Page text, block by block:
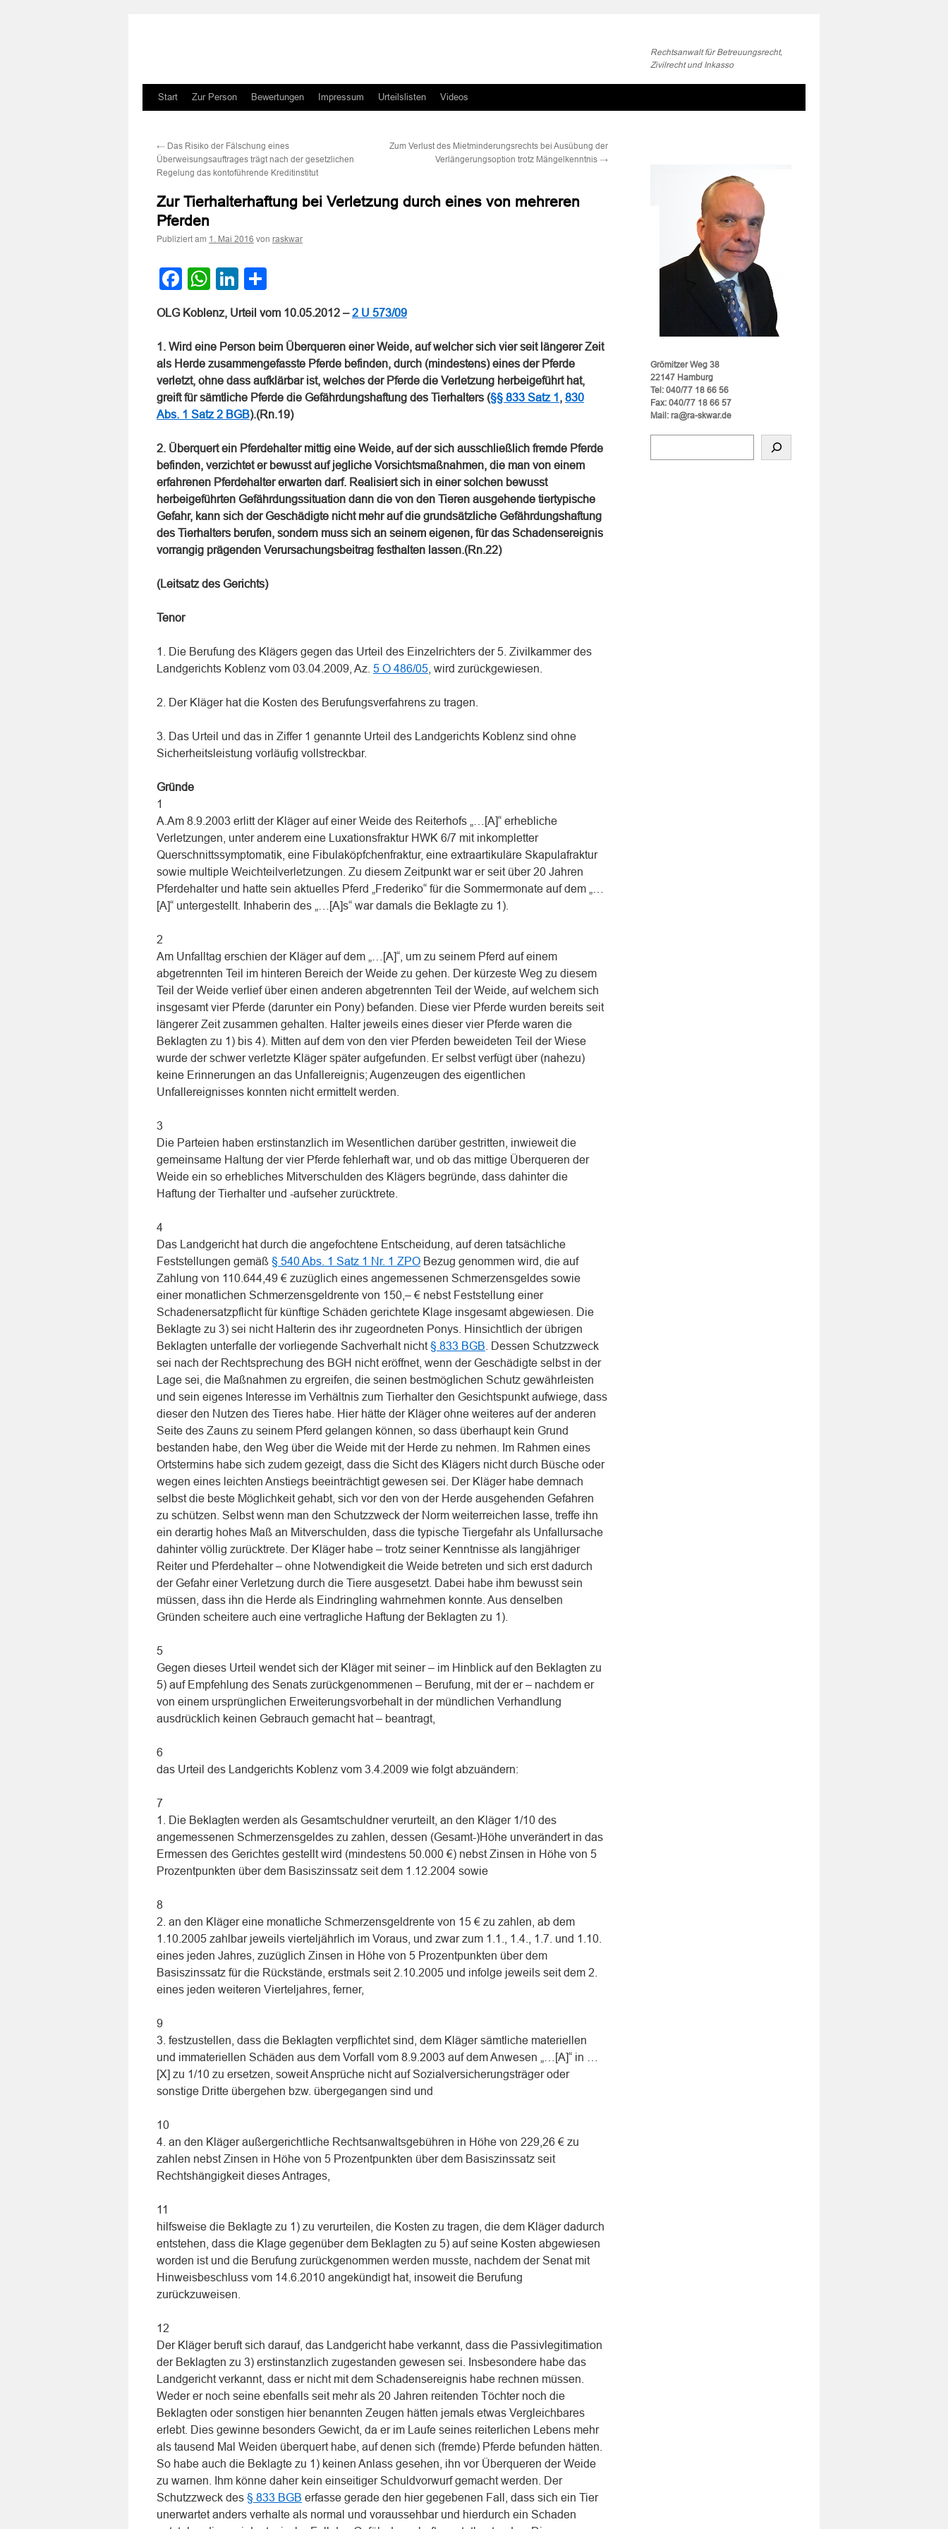
Rechtsanwalt für Betreuungsrecht,
Zivilrecht und Inkasso
Zum
springen
Start Zur Person Bewertungen Impressum Urteilslisten Videos
← Das Risiko der Fälschung eines
Überweisungsauftrages trägt nach der gesetzlichen
Regelung das kontoführende Kreditinstitut
Zum Verlust des Mietminderungsrechts bei Ausübung der
Verlängerungsoption trotz Mängelkenntnis →
Zur Tierhalterhaftung bei Verletzung durch eines von mehreren
Pferden
Publiziert am 1. Mai 2016 von raskwar
Facebook
WhatsApp
LinkedIn
OLG Koblenz, Urteil vom 10.05.2012 –2 U 573/09
1. Wird eine Person beim Überqueren einer Weide, auf welcher sich vier seit längerer Zeit
als Herde zusammengefasste Pferde befinden, durch (mindestens) eines der Pferde
verletzt, ohne dass aufklärbar ist, welches der Pferde die Verletzung herbeigeführt hat,
greift für sämtliche Pferde die Gefährdungshaftung des Tierhalters (§§ 833 Satz 1 , 830
Abs. 1 Satz 2 BGB).(Rn.19)
2. Überquert ein Pferdehalter mittig eine Weide, auf der sich ausschließlich fremde Pferde
befinden, verzichtet er bewusst auf jegliche Vorsichtsmaßnahmen, die man von einem
erfahrenen Pferdehalter erwarten darf. Realisiert sich in einer solchen bewusst
herbeigeführten Gefährdungssituation dann die von den Tieren ausgehende tiertypische
Gefahr, kann sich der Geschädigte nicht mehr auf die grundsätzliche Gefährdungshaftung
des Tierhalters berufen, sondern muss sich an seinem eigenen, für das Schadensereignis
vorrangig prägenden Verursachungsbeitrag festhalten lassen.(Rn.22)
(Leitsatz des Gerichts)
Tenor
1. Die Berufung des Klägers gegen das Urteil des Einzelrichters der 5. Zivilkammer des
Landgerichts Koblenz vom 03.04.2009, Az. 5 O 486/05 , wird zurückgewiesen.
2. Der Kläger hat die Kosten des Berufungsverfahrens zu tragen.
3. Das Urteil und das in Ziffer 1 genannte Urteil des Landgerichts Koblenz sind ohne
Sicherheitsleistung vorläufig vollstreckbar.
Gründe
1
A.Am 8.9.2003 erlitt der Kläger auf einer Weide des Reiterhofs „…[A]“ erhebliche
Verletzungen, unter anderem eine Luxationsfraktur HWK 6/7 mit inkompletter
Querschnittssymptomatik, eine Fibulaköpfchenfraktur, eine extraartikuläre Skapulafraktur
sowie multiple Weichteilverletzungen. Zu diesem Zeitpunkt war er seit über 20 Jahren
Pferdehalter und hatte sein aktuelles Pferd „Frederiko“ für die Sommermonate auf dem „…
[A]“ untergestellt. Inhaberin des „…[A]s“ war damals die Beklagte zu 1).
2
Am Unfalltag erschien der Kläger auf dem „…[A]“, um zu seinem Pferd auf einem
abgetrennten Teil im hinteren Bereich der Weide zu gehen. Der kürzeste Weg zu diesem
Teil der Weide verlief über einen anderen abgetrennten Teil der Weide, auf welchem sich
insgesamt vier Pferde (darunter ein Pony) befanden. Diese vier Pferde wurden bereits seit
längerer Zeit zusammen gehalten. Halter jeweils eines dieser vier Pferde waren die
Beklagten zu 1) bis 4). Mitten auf dem von den vier Pferden beweideten Teil der Wiese
wurde der schwer verletzte Kläger später aufgefunden. Er selbst verfügt über (nahezu)
keine Erinnerungen an das Unfallereignis; Augenzeugen des eigentlichen
Unfallereignisses konnten nicht ermittelt werden.
3
Die Parteien haben erstinstanzlich im Wesentlichen darüber gestritten, inwieweit die
gemeinsame Haltung der vier Pferde fehlerhaft war, und ob das mittige Überqueren der
Weide ein so erhebliches Mitverschulden des Klägers begründe, dass dahinter die
Haftung der Tierhalter und -aufseher zurücktrete.
4
Das Landgericht hat durch die angefochtene Entscheidung, auf deren tatsächliche
Feststellungen gemäß § 540 Abs. 1 Satz 1 Nr. 1 ZPO Bezug genommen wird, die auf
Zahlung von 110.644,49 € zuzüglich eines angemessenen Schmerzensgeldes sowie
einer monatlichen Schmerzensgeldrente von 150,– € nebst Feststellung einer
Schadenersatzpflicht für künftige Schäden gerichtete Klage insgesamt abgewiesen. Die
Beklagte zu 3) sei nicht Halterin des ihr zugeordneten Ponys. Hinsichtlich der übrigen
Beklagten unterfalle der vorliegende Sachverhalt nicht§ 833 BGB . Dessen Schutzzweck
sei nach der Rechtsprechung des BGH nicht eröffnet, wenn der Geschädigte selbst in der
Lage sei, die Maßnahmen zu ergreifen, die seinen bestmöglichen Schutz gewährleisten
und sein eigenes Interesse im Verhältnis zum Tierhalter den Gesichtspunkt aufwiege, dass
dieser den Nutzen des Tieres habe. Hier hätte der Kläger ohne weiteres auf der anderen
Seite des Zauns zu seinem Pferd gelangen können, so dass überhaupt kein Grund
bestanden habe, den Weg über die Weide mit der Herde zu nehmen. Im Rahmen eines
Ortstermins habe sich zudem gezeigt, dass die Sicht des Klägers nicht durch Büsche oder
wegen eines leichten Anstiegs beeinträchtigt gewesen sei. Der Kläger habe demnach
selbst die beste Möglichkeit gehabt, sich vor den von der Herde ausgehenden Gefahren
zu schützen. Selbst wenn man den Schutzzweck der Norm weiterreichen lasse, treffe ihn
ein derartig hohes Maß an Mitverschulden, dass die typische Tiergefahr als Unfallursache
dahinter völlig zurücktrete. Der Kläger habe – trotz seiner Kenntnisse als langjähriger
Reiter und Pferdehalter – ohne Notwendigkeit die Weide betreten und sich erst dadurch
der Gefahr einer Verletzung durch die Tiere ausgesetzt. Dabei habe ihm bewusst sein
müssen, dass ihn die Herde als Eindringling wahrnehmen konnte. Aus denselben
Gründen scheitere auch eine vertragliche Haftung der Beklagten zu 1).
5
Gegen dieses Urteil wendet sich der Kläger mit seiner – im Hinblick auf den Beklagten zu
5) auf Empfehlung des Senats zurückgenommenen – Berufung, mit der er – nachdem er
von einem ursprünglichen Erweiterungsvorbehalt in der mündlichen Verhandlung
ausdrücklich keinen Gebrauch gemacht hat – beantragt,
6
das Urteil des Landgerichts Koblenz vom 3.4.2009 wie folgt abzuändern:
7
1. Die Beklagten werden als Gesamtschuldner verurteilt, an den Kläger 1/10 des
angemessenen Schmerzensgeldes zu zahlen, dessen (Gesamt-)Höhe unverändert in das
Ermessen des Gerichtes gestellt wird (mindestens 50.000 €) nebst Zinsen in Höhe von 5
Prozentpunkten über dem Basiszinssatz seit dem 1.12.2004 sowie
8
2. an den Kläger eine monatliche Schmerzensgeldrente von 15 € zu zahlen, ab dem
1.10.2005 zahlbar jeweils vierteljährlich im Voraus, und zwar zum 1.1., 1.4., 1.7. und 1.10.
eines jeden Jahres, zuzüglich Zinsen in Höhe von 5 Prozentpunkten über dem
Basiszinssatz für die Rückstände, erstmals seit 2.10.2005 und infolge jeweils seit dem 2.
eines jeden weiteren Vierteljahres, ferner,
9
3. festzustellen, dass die Beklagten verpflichtet sind, dem Kläger sämtliche materiellen
und immateriellen Schäden aus dem Vorfall vom 8.9.2003 auf dem Anwesen „…[A]“ in …
[X] zu 1/10 zu ersetzen, soweit Ansprüche nicht auf Sozialversicherungsträger oder
sonstige Dritte übergehen bzw. übergegangen sind und
10
4. an den Kläger außergerichtliche Rechtsanwaltsgebühren in Höhe von 229,26 € zu
zahlen nebst Zinsen in Höhe von 5 Prozentpunkten über dem Basiszinssatz seit
Rechtshängigkeit dieses Antrages,
11
hilfsweise die Beklagte zu 1) zu verurteilen, die Kosten zu tragen, die dem Kläger dadurch
entstehen, dass die Klage gegenüber dem Beklagten zu 5) auf seine Kosten abgewiesen
worden ist und die Berufung zurückgenommen werden musste, nachdem der Senat mit
Hinweisbeschluss vom 14.6.2010 angekündigt hat, insoweit die Berufung
zurückzuweisen.
12
Der Kläger beruft sich darauf, das Landgericht habe verkannt, dass die Passivlegitimation
der Beklagten zu 3) erstinstanzlich zugestanden gewesen sei. Insbesondere habe das
Landgericht verkannt, dass er nicht mit dem Schadensereignis habe rechnen müssen.
Weder er noch seine ebenfalls seit mehr als 20 Jahren reitenden Töchter noch die
Beklagten oder sonstigen hier benannten Zeugen hätten jemals etwas Vergleichbares
erlebt. Dies gewinne besonders Gewicht, da er im Laufe seines reiterlichen Lebens mehr
als tausend Mal Weiden überquert habe, auf denen sich (fremde) Pferde befunden hätten.
So habe auch die Beklagte zu 1) keinen Anlass gesehen, ihn vor Überqueren der Weide
zu warnen. Ihm könne daher kein einseitiger Schuldvorwurf gemacht werden. Der
Schutzzweck des § 833 BGB erfasse gerade den hier gegebenen Fall, dass sich ein Tier
unerwartet anders verhalte als normal und voraussehbar und hierdurch ein Schaden
Grömitzer Weg 38
22147 Hamburg
Tel: 040/77 18 66 56
Fax: 040/77 18 66 57
Mail: ra@ra-skwar.de